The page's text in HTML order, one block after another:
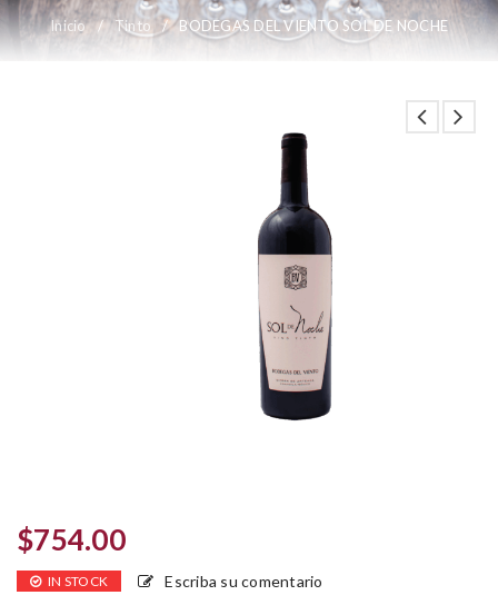
Inicio / Tinto / BODEGAS DEL VIENTO SOL DE NOCHE
$754.00
IN STOCK Escriba su comentario